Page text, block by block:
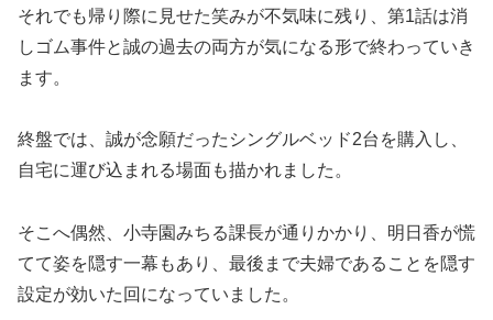
それでも帰り際に見せた笑みが不気味に残り、第1話は消
しゴム事件と誠の過去の両方が気になる形で終わっていき
ます。
終盤では、誠が念願だったシングルベッド2台を購入し、
自宅に運び込まれる場面も描かれました。
そこへ偶然、小寺園みちる課長が通りかかり、明日香が慌
てて姿を隠す一幕もあり、最後まで夫婦であることを隠す
設定が効いた回になっていました。